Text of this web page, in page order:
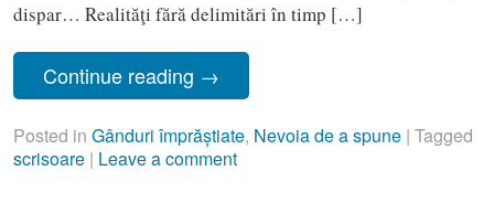
dispar… Realităţi fără delimitări în timp […]
Continue reading →
Posted in Gânduri împrăștiate, Nevoia de a spune | Tagged
scrisoare | Leave a comment